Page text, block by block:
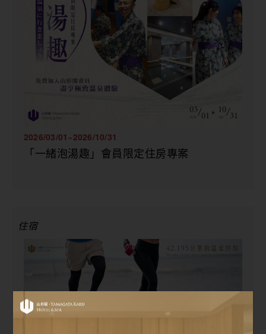
2026/03/01~2026/10/31
「一緒泡湯趣」會員限定住房專案
住宿